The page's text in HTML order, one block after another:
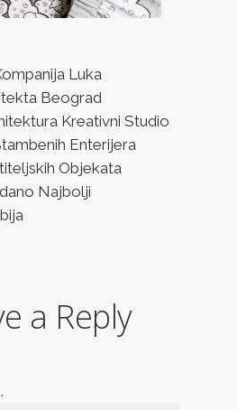
Luka
Beograd
Kreativni Studio
Enterijera
Objekata
Najbolji
a Reply